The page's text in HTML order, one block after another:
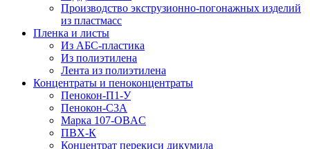
Производство экструзионно-погонажных изделий
из пластмасс
Пленка и листы
Из АБС-пластика
Из полиэтилена
Лента из полиэтилена
Концентраты и пеноконцентраты
Пенокон-П1-У
Пенокон-С3А
Марка 107-OBAC
ПВХ-К
Концентрат перекиси дикумила